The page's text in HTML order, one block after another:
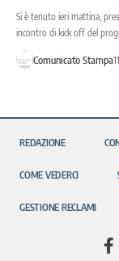
Si è tenuto ieri mattina,
incontro di kick off del
Comunicato Stampa
REDAZIONE
COME VEDERCI
GESTIONE RECLAMI